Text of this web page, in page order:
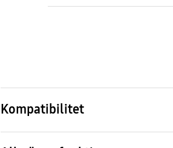
Kompatibilitet
Galaxy Z Flip7 FE, Galaxy Z Flip6